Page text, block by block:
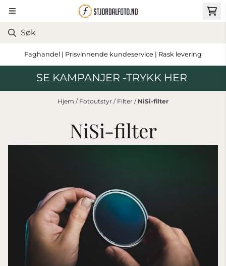
Hopp til innhold
Faghandel | Prisvinnende kundeservice | Rask levering
SE KAMPANJER -TRYKK HER
Hjem / Fotoutstyr / Filter / NiSi-filter
NiSi-filter